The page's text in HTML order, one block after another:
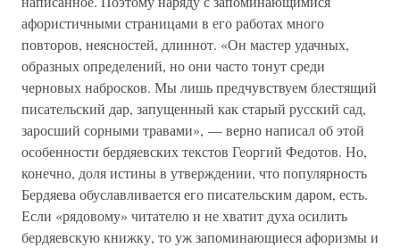
афористичными страницами в его работах много
повторов, неясностей, длиннот. «Он мастер удачных,
образных определений, но они часто тонут среди
черновых набросков. Мы лишь предчувствуем блестящий
писательский дар, запущенный как старый русский сад,
заросший сорными травами», — верно написал об этой
особенности бердяевских текстов Георгий Федотов. Но,
конечно, доля истины в утверждении, что популярность
Бердяева обуславливается его писательским даром, есть.
Если «рядовому» читателю и не хватит духа осилить
бердяевскую книжку, то уж запоминающиеся афоризмы и